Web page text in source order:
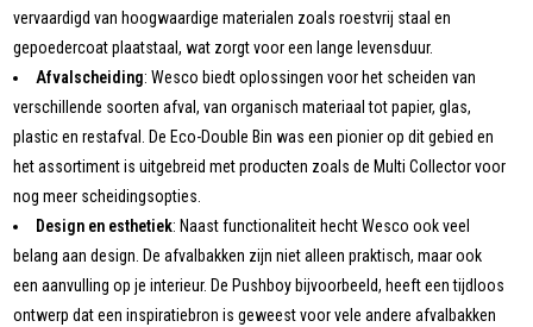
vervaardigd van hoogwaardige materialen zoals roestvrij staal en
gepoedercoat plaatstaal, wat zorgt voor een lange levensduur.
Afvalscheiding: Wesco biedt oplossingen voor het scheiden van
verschillende soorten afval, van organisch materiaal tot papier, glas,
plastic en restafval. De Eco-Double Bin was een pionier op dit gebied en
het assortiment is uitgebreid met producten zoals de Multi Collector voor
nog meer scheidingsopties.
Design en esthetiek: Naast functionaliteit hecht Wesco ook veel
belang aan design. De afvalbakken zijn niet alleen praktisch, maar ook
een aanvulling op je interieur. De Pushboy bijvoorbeeld, heeft een tijdloos
ontwerp dat een inspiratiebron is geweest voor vele andere afvalbakken